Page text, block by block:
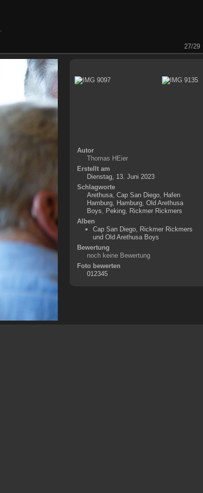
27/29
Autor
Thomas HEier
Erstellt am
Dienstag, 13. Juni 2023
Schlagworte
Arethusa, Cap San Diego, Hafen
Hamburg, Hamburg, Old Arethusa
Boys
Peking, Rickmer Rickmers
Alben
Cap San Diego, Rickmer Rickmers
und Old Arethusa Boys
Bewertung
noch keine Bewertung
Foto bewerten